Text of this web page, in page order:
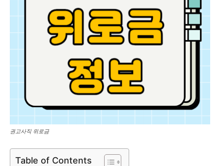
권고사직 위로금
Table of Contents